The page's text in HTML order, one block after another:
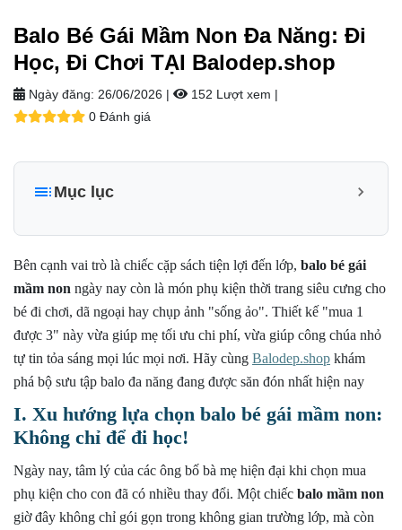
Balo Bé Gái Mầm Non Đa Năng: Đi
Học, Đi Chơi TẠI Balodep.shop
Ngày đăng: 26/06/2026 | 152 Lượt xem |
0 Đánh giá
Mục lục
I. Xu hướng lựa chọn balo bé gái mầm non: Không chỉ để
II. Chiếc balo "cân" mọi hoàn cảnh cho bé gái tại
1. Balo bé gái mầm non - Thời trang học đường
2. Phụ kiện "sống ảo" siêu cưng cho những chuyến dã
ngoại
bé đi ngoại khóa
III. Bộ sưu tập các mẫu balo bé gái mầm non đa năng tại
Balodep.shop
1. BA LÔ MẦM NON TNBAGS TN.B 3022
2. BALO ĐI HỌC MẦM NON CAO CẤP XBAGS TINY
Bên cạnh vai trò là chiếc cặp sách tiện lợi đến lớp, balo bé gái
mầm non ngày nay còn là món phụ kiện thời trang siêu cưng cho
bé đi chơi, dã ngoại hay chụp ảnh "sống ảo". Thiết kế "mua 1
được 3" này vừa giúp mẹ tối ưu chi phí, vừa giúp công chúa nhỏ
tự tin tỏa sáng mọi lúc mọi nơi. Hãy cùng Balodep.shop khám
phá bộ sưu tập balo đa năng đang được săn đón nhất hiện nay
I. Xu hướng lựa chọn balo bé gái mầm non:
Không chỉ để đi học!
Ngày nay, tâm lý của các ông bố bà mẹ hiện đại khi chọn mua
phụ kiện cho con đã có nhiều thay đổi. Một chiếc balo mầm non
giờ đây không chỉ gói gọn trong không gian trường lớp, mà còn